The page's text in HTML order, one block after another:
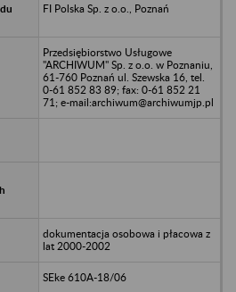
FI Polska Sp. z o.o., Poznań
Przedsiębiorstwo Usługowe
"ARCHIWUM" Sp. z o.o. w Poznaniu,
61-760 Poznań ul. Szewska 16, tel.
0-61 852 83 89; fax: 0-61 852 21
71; e-mail:archiwum@archiwumjp.pl
dokumentacja osobowa i płacowa z
lat 2000-2002
SEke 610A-18/06